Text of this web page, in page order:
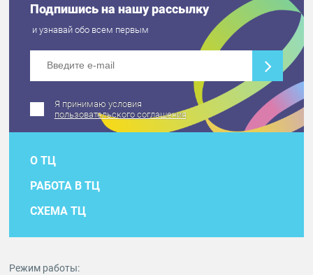
Подпишись на нашу рассылку
и узнавай обо всем первым
Я принимаю условия
пользовательского соглашения
О ТЦ
РАБОТА В ТЦ
СХЕМА ТЦ
Режим работы: